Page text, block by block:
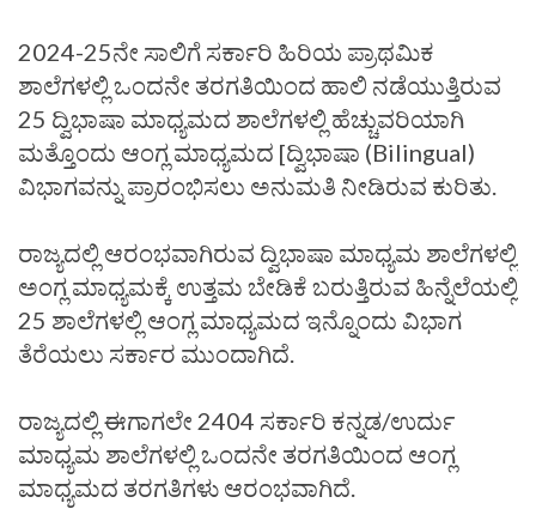
2024-25ನೇ ಸಾಲಿಗೆ ಸರ್ಕಾರಿ ಹಿರಿಯ ಪ್ರಾಥಮಿಕ
ಶಾಲೆಗಳಲ್ಲಿ ಒಂದನೇ ತರಗತಿಯಿಂದ ಹಾಲಿ ನಡೆಯುತ್ತಿರುವ
25 ದ್ವಿಭಾಷಾ ಮಾಧ್ಯಮದ ಶಾಲೆಗಳಲ್ಲಿ ಹೆಚ್ಚುವರಿಯಾಗಿ
ಮತ್ತೊಂದು ಆಂಗ್ಲ ಮಾಧ್ಯಮದ [ದ್ವಿಭಾಷಾ (Bilingual)
ವಿಭಾಗವನ್ನು ಪ್ರಾರಂಭಿಸಲು ಅನುಮತಿ ನೀಡಿರುವ ಕುರಿತು.
ರಾಜ್ಯದಲ್ಲಿ ಆರಂಭವಾಗಿರುವ ದ್ವಿಭಾಷಾ ಮಾಧ್ಯಮ ಶಾಲೆಗಳಲ್ಲಿ
ಅಂಗ್ಲ ಮಾಧ್ಯಮಕ್ಕೆ ಉತ್ತಮ ಬೇಡಿಕೆ ಬರುತ್ತಿರುವ ಹಿನ್ನೆಲೆಯಲ್ಲಿ
25 ಶಾಲೆಗಳಲ್ಲಿ ಆಂಗ್ಲ ಮಾಧ್ಯಮದ ಇನ್ನೊಂದು ವಿಭಾಗ
ತೆರೆಯಲು ಸರ್ಕಾರ ಮುಂದಾಗಿದೆ.
ರಾಜ್ಯದಲ್ಲಿ ಈಗಾಗಲೇ 2404 ಸರ್ಕಾರಿ ಕನ್ನಡ/ಉರ್ದು
ಮಾಧ್ಯಮ ಶಾಲೆಗಳಲ್ಲಿ ಒಂದನೇ ತರಗತಿಯಿಂದ ಆಂಗ್ಲ
ಮಾಧ್ಯಮದ ತರಗತಿಗಳು ಆರಂಭವಾಗಿದೆ.